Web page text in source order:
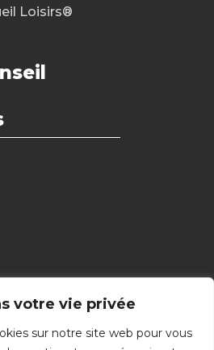
votre vie privée
sur notre site web pour vous
Loisirs®
contacter